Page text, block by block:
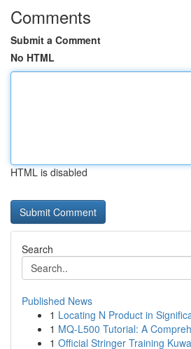
Comments
Submit a Comment
No HTML
HTML is disabled
Search
Published News
1 Locating N Product in
1 MQ-L500 Tutorial: A
1 Official Stringer Training